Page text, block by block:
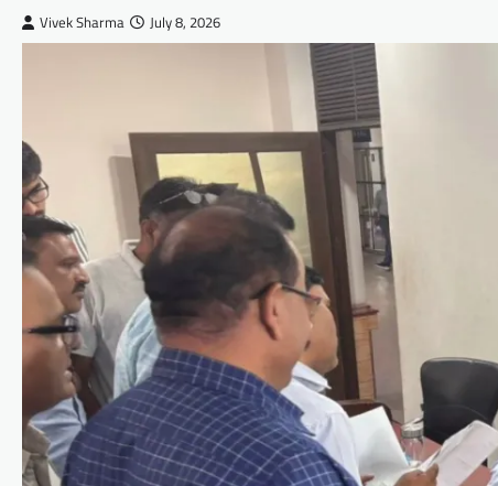
Vivek Sharma July 8, 2026